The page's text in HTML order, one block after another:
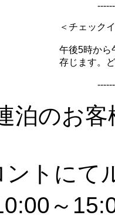
＜チェック
午後5時から
存じます。
泊のお客
トにて
～